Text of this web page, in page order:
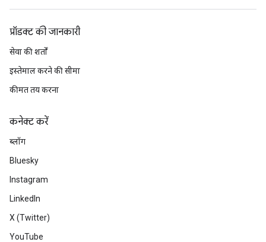
प्रॉडक्ट की जानकारी
सेवा की शर्तों
इस्तेमाल करने की सीमा
कीमत तय करना
कनेक्ट करें
ब्लॉग
Bluesky
Instagram
LinkedIn
X (Twitter)
YouTube